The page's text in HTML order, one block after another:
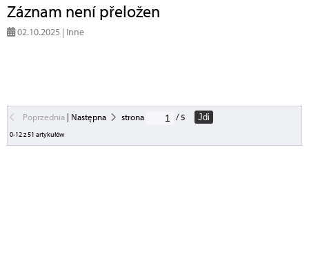
Záznam není přeložen
02.10.2025 | Inne
Poprzednia| Następna strona / 5 Jdi
0-12 z 51 artykułów